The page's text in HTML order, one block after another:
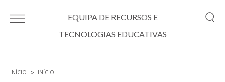
EQUIPA DE RECURSOS E
TECNOLOGIAS EDUCATIVAS
INÍCIO INÍCIO